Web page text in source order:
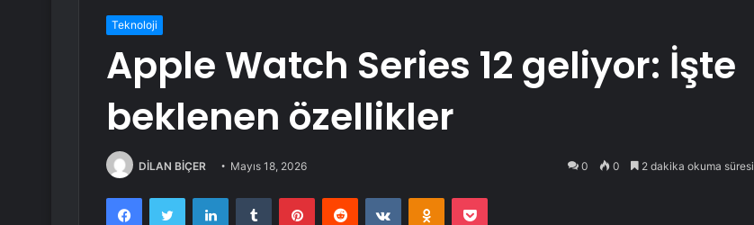
Teknoloji
Apple Watch Series 12 geliyor: İşte
beklenen özellikler
DİLAN BİÇER Mayıs 18, 2026 0 0 2 dakika okuma süresi
FacebookTwitter LinkedInTumblr PinterestReddit VKontakteOdnoklassniki
Pocket